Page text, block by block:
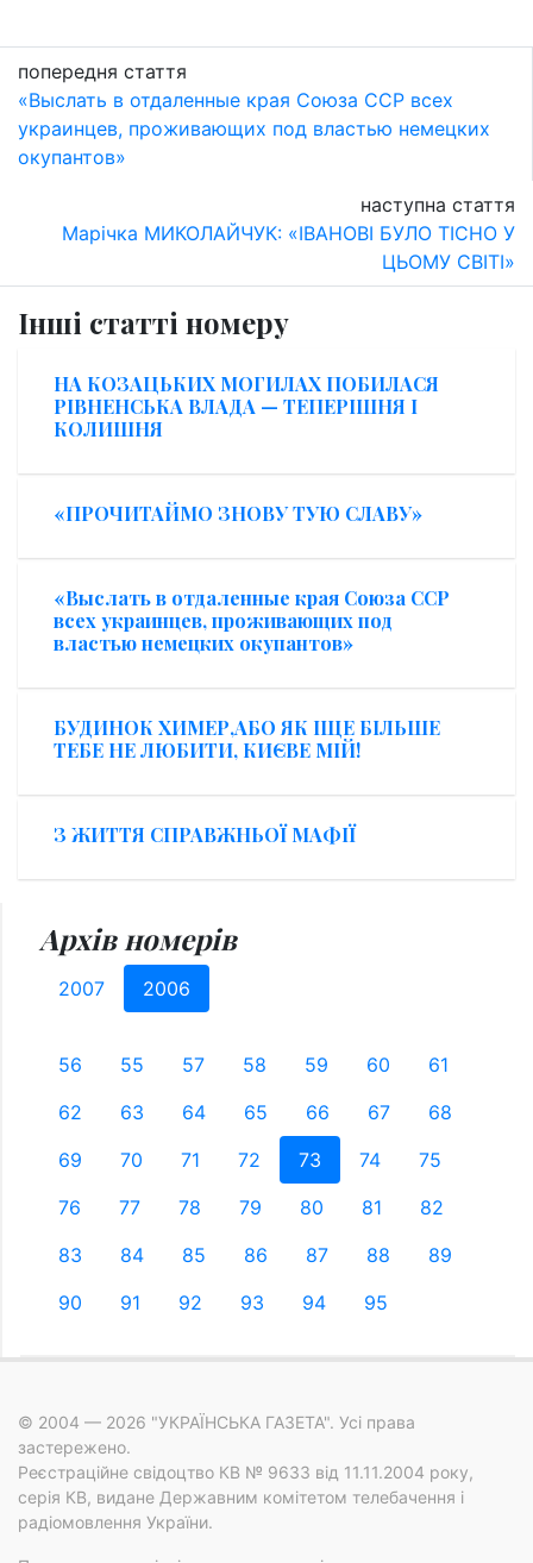
попередня стаття
«Выслать в отдаленные края Союза ССР всех
украинцев, проживающих под властью немецких
окупантов»
наступна стаття
Марічка МИКОЛАЙЧУК: «ІВАНОВІ БУЛО ТІСНО У
ЦЬОМУ СВІТІ»
Інші статті номеру
НА КОЗАЦЬКИХ МОГИЛАХ ПОБИЛАСЯ
РІВНЕНСЬКА ВЛАДА — ТЕПЕРІШНЯ І
КОЛИШНЯ
«ПРОЧИТАЙМО ЗНОВУ ТУЮ СЛАВУ»
«Выслать в отдаленные края Союза ССР
всех украинцев, проживающих под
властью немецких окупантов»
БУДИНОК ХИМЕР,АБО ЯК ІЩЕ БІЛЬШЕ
ТЕБЕ НЕ ЛЮБИТИ, КИЄВЕ МІЙ!
З ЖИТТЯ СПРАВЖНЬОЇ МАФІЇ
Архів номерів
2007 2006
56 55 57 58 59 60
61
62
63 64 65 66 67
68
69
70 71 72 73 74
75
76
77 78 79 80 81
82
83
84 85 86 87 88
89
90
91 92 93 94 95
© 2004 — 2026 "УКРАЇНСЬКА ГАЗЕТА". Усі права
застережено.
Реєстраційне свідоцтво КВ № 9633 від 11.11.2004 року,
серія КВ, видане Державним комітетом телебачення і
радіомовлення України.